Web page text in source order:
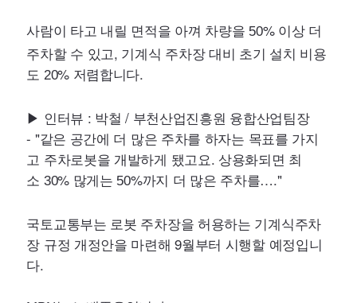
사람이 타고 내릴 면적을 아껴 차량을 50% 이상 더
주차할 수 있고, 기계식 주차장 대비 초기 설치 비용
도 20% 저렴합니다.
▶ 인터뷰 : 박철 / 부천산업진흥원 융합산업팀장
- "같은 공간에 더 많은 주차를 하자는 목표를 가지
고 주차로봇을 개발하게 됐고요. 상용화되면 최
소 30% 많게는 50%까지 더 많은 주차를…."
국토교통부는 로봇 주차장을 허용하는 기계식주차
장 규정 개정안을 마련해 9월부터 시행할 예정입니
다.